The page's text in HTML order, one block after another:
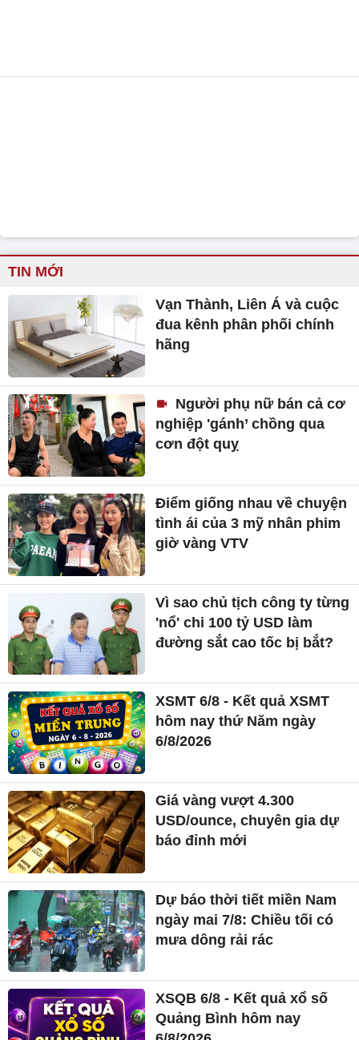
TIN MỚI
Vạn Thành, Liên Á và cuộc
đua kênh phân phối chính
hãng
Người phụ nữ bán cả cơ
nghiệp 'gánh’ chồng qua
cơn đột quỵ
Điểm giống nhau về chuyện
tình ái của 3 mỹ nhân phim
giờ vàng VTV
Vì sao chủ tịch công ty từng
'nổ' chi 100 tỷ USD làm
đường sắt cao tốc bị bắt?
XSMT 6/8 - Kết quả XSMT
hôm nay thứ Năm ngày
6/8/2026
Giá vàng vượt 4.300
USD/ounce, chuyên gia dự
báo đỉnh mới
Dự báo thời tiết miền Nam
ngày mai 7/8: Chiều tối có
mưa dông rải rác
XSQB 6/8 - Kết quả xổ số
Quảng Bình hôm nay